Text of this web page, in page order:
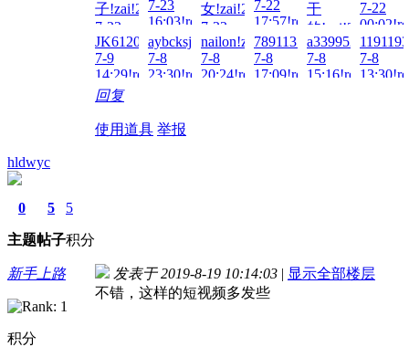
子!zai!2026-
7-23
23:52!read!
7-23
16:03!read!
女!zai!2026-
7-22
21:26!read!
7-22
17:57!read!
干
的!zai!2026-
7-22
15:13!read!
7-22
JK6120D!zai!2026-
7-9
14:29!read!
aybcksj!zai!2026-
7-8
23:30!read!
nailon!zai!2026-
7-8
20:24!read!
789113!zai!2026-
7-8
17:09!read!
7-8
15:16!read!
7-8
回复
使用道具 举报
hldwyc
0
主题
5
帖子
5
积分
新手上路
积分
发表于 2019-8-19 10:14:03 | 显示全部楼层
不错，这样的短视频多发些